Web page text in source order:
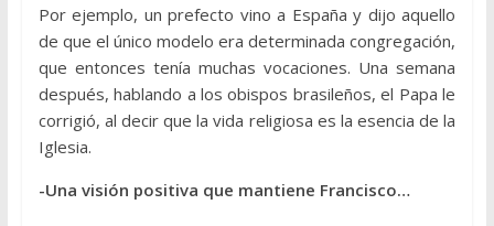
Por ejemplo, un prefecto vino a España y dijo aquello
de que el único modelo era determinada congregación,
que entonces tenía muchas vocaciones. Una semana
después, hablando a los obispos brasileños, el Papa le
corrigió, al decir que la vida religiosa es la esencia de la
Iglesia.
-Una visión positiva que mantiene Francisco…